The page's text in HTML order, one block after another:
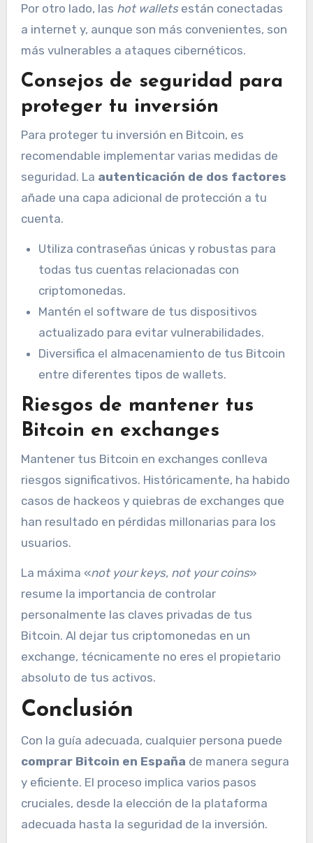
Por otro lado, las hot walletsestán conectadas
a internet y, aunque son más convenientes, son
más vulnerables a ataques cibernéticos.
Consejos de seguridad para
proteger tu inversión
Para proteger tu inversión en Bitcoin, es
recomendable implementar varias medidas de
seguridad. La autenticación de dos factores
añade una capa adicional de protección a tu
cuenta.
Utiliza contraseñas únicas y robustas para
todas tus cuentas relacionadas con
criptomonedas.
Mantén el software de tus dispositivos
actualizado para evitar vulnerabilidades.
Diversifica el almacenamiento de tus Bitcoin
entre diferentes tipos de wallets.
Riesgos de mantener tus
Bitcoin en exchanges
Mantener tus Bitcoin en exchanges conlleva
riesgos significativos. Históricamente, ha habido
casos de hackeos y quiebras de exchanges que
han resultado en pérdidas millonarias para los
usuarios.
La máxima «not your keys, not your coins»
resume la importancia de controlar
personalmente las claves privadas de tus
Bitcoin. Al dejar tus criptomonedas en un
exchange, técnicamente no eres el propietario
absoluto de tus activos.
Conclusión
Con la guía adecuada, cualquier persona puede
comprar Bitcoin en España de manera segura
y eficiente. El proceso implica varios pasos
cruciales, desde la elección de la plataforma
adecuada hasta la seguridad de la inversión.